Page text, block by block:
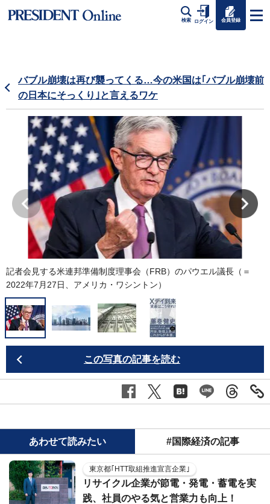
検索 ログイン 会員登録
バブル崩壊は再び襲ってくる…今の米国は｢バブル崩壊前
の日本にそっくり｣と言えるワケ
記者会見する米連邦準備制度理事会（FRB）のパウエル議長（＝
2022年7月27日、アメリカ・ワシントン）
この写真の記事を読む
あわせて読みたい #国際経済の記事
東京都｢HTT取組推進宣言企業｣
リサイクル企業が節電・発電・蓄電を実
践、社員のやる気と営業力も向上！